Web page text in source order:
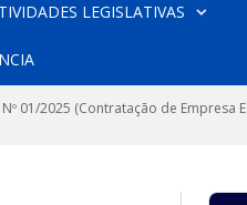
LEGISLATIVAS
Nº 01/2025 (Contratação de